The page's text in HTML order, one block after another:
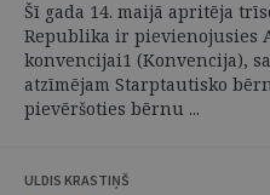
Šī gada 14. maijā apritēja
Republika ir pievienojusies
konvencijai1 (Konvencija),
atzīmējam Starptautisko
pievēršoties bērnu ...
ULDIS KRASTIŅŠ